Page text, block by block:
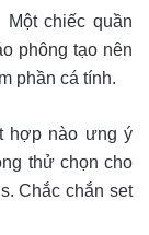
Một chiếc quần
phông tạo nên
phần cá tính.
hợp nào ưng ý
thử chọn cho
Chắc chắn set